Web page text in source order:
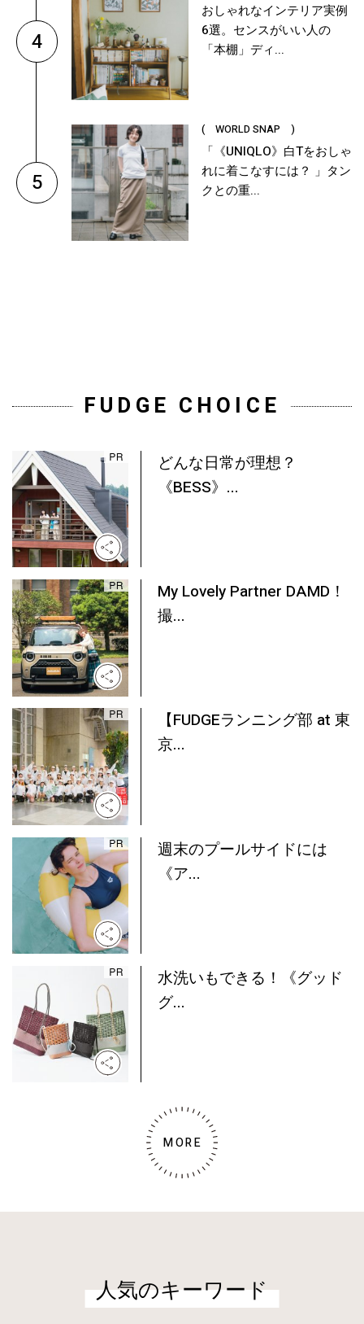
4
おしゃれなインテリア実例
6選。センスがいい人の
「本棚」ディ...
5
( WORLD SNAP )
「《UNIQLO》白Tをおしゃ
れに着こなすには？ 」タン
クとの重...
FUDGE CHOICE
どんな日常が理想？
《BESS》...
My Lovely Partner DAMD！
撮...
【FUDGEランニング部 at 東
京...
週末のプールサイドには
《ア...
水洗いもできる！《グッド
グ...
MORE
人気のキーワード